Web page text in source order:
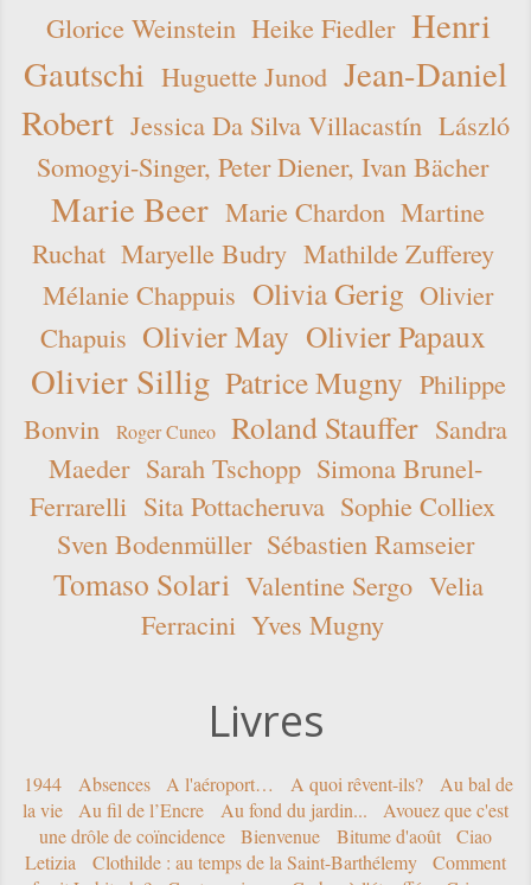
Glorice Weinstein Heike Fiedler Henri
Gautschi Huguette Junod Jean-Daniel
Robert Jessica Da Silva Villacastín László
Somogyi-Singer, Peter Diener, Ivan Bächer
Marie Beer Marie Chardon Martine
Ruchat Maryelle Budry Mathilde Zufferey
Mélanie Chappuis Olivia Gerig Olivier
Chapuis Olivier May Olivier Papaux
Olivier Sillig Patrice Mugny Philippe
Bonvin
Roger Cuneo Roland Stauffer Sandra
Maeder Sarah Tschopp Simona Brunel-
Ferrarelli Sita Pottacheruva Sophie Colliex
Sven Bodenmüller Sébastien Ramseier
Tomaso Solari Valentine Sergo Velia
Ferracini Yves Mugny
Livres
1944 Absences A l'aéroport… A quoi rêvent-ils?
Au bal de
la vie
Au fil de l’Encre Au fond du jardin...
Avouez que c'est
une drôle de coïncidence
Bienvenue Bitume d'août
Ciao
Letizia
Clothilde : au temps de la Saint-Barthélemy
Comment